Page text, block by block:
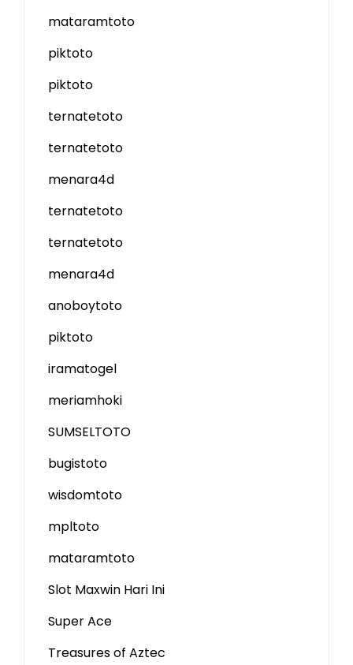
mataramtoto
piktoto
piktoto
ternatetoto
ternatetoto
menara4d
ternatetoto
ternatetoto
menara4d
anoboytoto
piktoto
iramatogel
meriamhoki
SUMSELTOTO
bugistoto
wisdomtoto
mpltoto
mataramtoto
Slot Maxwin Hari Ini
Super Ace
Treasures of Aztec